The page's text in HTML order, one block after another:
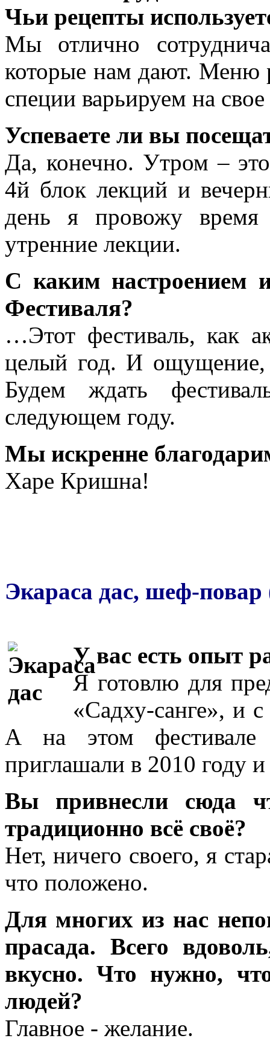
Чьи рецепты
Мы отлично
которые нам дают. Меню
специи варьируем на
Успеваете ли вы
Да, конечно. Утром – это
4й блок лекций и
день я провожу
утренние лекции.
С каким настроением
Фестиваля?
…Этот фестиваль, как
целый год. И ощущение,
Будем ждать
следующем году.
Мы искренне
Харе Кришна!
Экараса дас, шеф-
У вас есть опыт
Я готовлю для
«Садху-санге», и
А на этом
приглашали в 2010 году и
Вы привнесли сюда
традиционно всё своё?
Нет, ничего своего, я
что положено.
Для многих из нас
прасада. Всего
вкусно. Что нужно,
людей?
Главное - желание.